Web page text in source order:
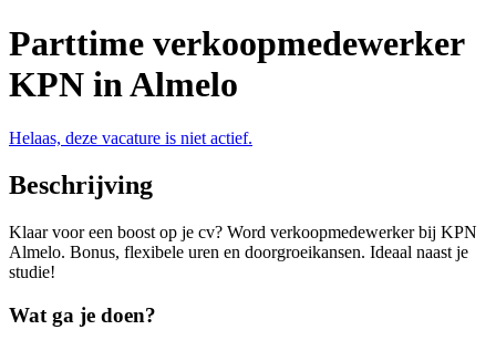
Parttime verkoopmedewerker
KPN in Almelo
Helaas, deze vacature is niet actief.
Beschrijving
Klaar voor een boost op je cv? Word verkoopmedewerker bij KPN
Almelo. Bonus, flexibele uren en doorgroeikansen. Ideaal naast je
studie!
Wat ga je doen?